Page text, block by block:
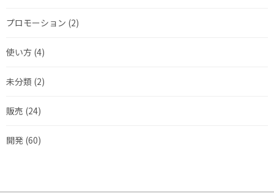
プロモーション (2)
使い方 (4)
未分類 (2)
販売 (24)
開発 (60)